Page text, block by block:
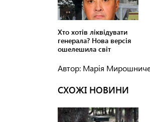
Автор: Марія
СХОЖІ НОВИНИ